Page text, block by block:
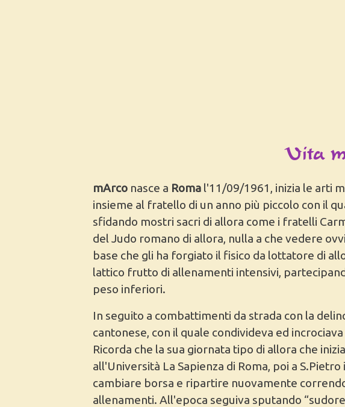
Vita
mArco nasce a Roma l'11/09/1961, inizia le arti
insieme al fratello di un anno più piccolo con il
sfidando mostri sacri di allora come i fratelli
del Judo romano di allora, nulla a che vedere
base che gli ha forgiato il fisico da lottatore di
lattico frutto di allenamenti intensivi,
peso inferiori.
In seguito a combattimenti da strada con la
cantonese, con il quale condivideva ed
Ricorda che la sua giornata tipo di allora che
all'Università La Sapienza di Roma, poi a
cambiare borsa e ripartire nuovamente
allenamenti. All'epoca seguiva sputando